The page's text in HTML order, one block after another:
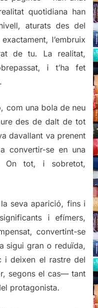
quotidiana han
aturats des del
l’embruix
de tu. La realitat,
i t’ha fet
com una bola de neu
des de dalt de tot
davallant va prenent
convertir-se en una
On tot, i sobretot,
seva aparició, fins i
i efímers,
convertint-se
sigui gran o reduïda,
i deixen el rastre del
segons el cas— tant
protagonista.